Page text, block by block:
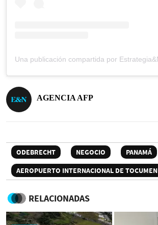
AGENCIA AFP
ODEBRECHT NEGOCIO
PANAMÁ
AEROPUERTO INTERNACIONAL DE TOCUMEN
RELACIONADAS